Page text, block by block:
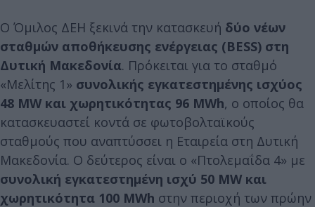
Ο Όμιλος ΔΕΗ ξεκινά την κατασκευή δύο νέων
σταθμών αποθήκευσης ενέργειας (BESS) στη
Δυτική Μακεδονία. Πρόκειται για το σταθμό
«Μελίτης 1» συνολικής εγκατεστημένης ισχύος
48 MW και χωρητικότητας 96 MWh, ο οποίος θα
κατασκευαστεί κοντά σε φωτοβολταϊκούς
σταθμούς που αναπτύσσει η Εταιρεία στη Δυτική
Μακεδονία. Ο δεύτερος είναι ο «Πτολεμαΐδα 4» με
συνολική εγκατεστημένη ισχύ 50 MW και
χωρητικότητα 100 MWh στην περιοχή των πρώην